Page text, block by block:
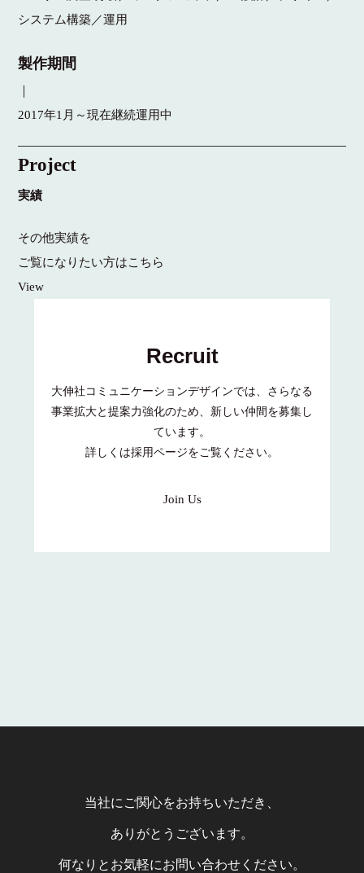
システム構築／運用
製作期間
2017年1月～現在継続運用中
Project
実績
その他実績を
ご覧になりたい方はこちら
View
Recruit
⼤伸社コミュニケーションデザインでは、 さらなる
事業拡⼤と提案⼒強化のため、新しい仲間を募集し
ています。
詳しくは採⽤ページをご覧ください。
Join Us
当社にご関心をお持ちいただき、
ありがとうございます。
何なりとお気軽にお問い合わせください。